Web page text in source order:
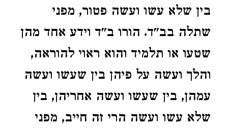
בין שלא עשו ועשה פטור, מפני
שתלה בב"ד. הורו ב"ד וידע אחד מהן
שטעו או תלמיד והוא ראוי להוראה,
והלך ועשה על פיהן בין שעשו ועשה
עמהן, בין שעשו ועשה אחריהן, בין
שלא עשו ועשה הרי זה חייב, מפני